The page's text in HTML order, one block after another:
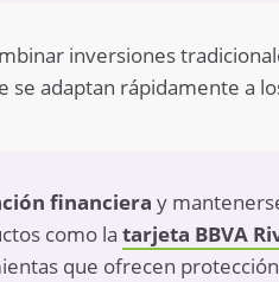
inversiones
adaptan rápidamente a
financiera y
como la tarjeta BBVA
que ofrecen